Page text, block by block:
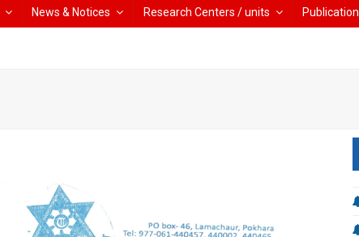
News & Notices Research Centers / units Publication